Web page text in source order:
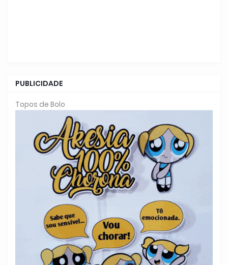
PUBLICIDADE
Topos de Bolo